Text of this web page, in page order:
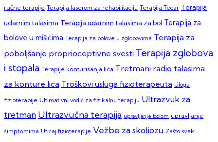
ručne terapije Terapija laserom za rehabilitaciju Terapija Tecar Terapija
udarnim talasima Terapija udarnim talasima za bol Terapija za
bolove u mišićima Terapija za bolove u zglobovima Terapija za
poboljšanje proprioceptivne svesti Terapija zglobova
i stopala Terapije konturisanja lica Tretmani radio talasima
za konture lica Troškovi usluga fizioterapeuta Uloga
fizioterapije Ultimativni vodič za fizikalnu terapiju Ultrazvuk za
tretman Ultrazvučna terapija upravljanje bolom upravljanje
simptomima Uticaj fizioterapije Vežbe za skoliozu Zašto svaki